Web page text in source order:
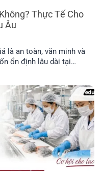
Thực Tế Cho
Âu
là an toàn, văn minh và
ổn định lâu dài tại
lợi dành riêng cho